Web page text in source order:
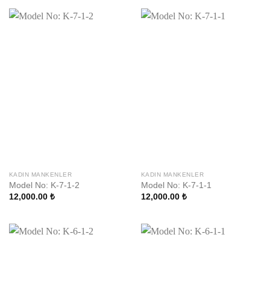
KADIN MANKENLER
Model No: K-7-1-2
12,000.00 ₺
KADIN MANKENLER
Model No: K-7-1-1
12,000.00 ₺